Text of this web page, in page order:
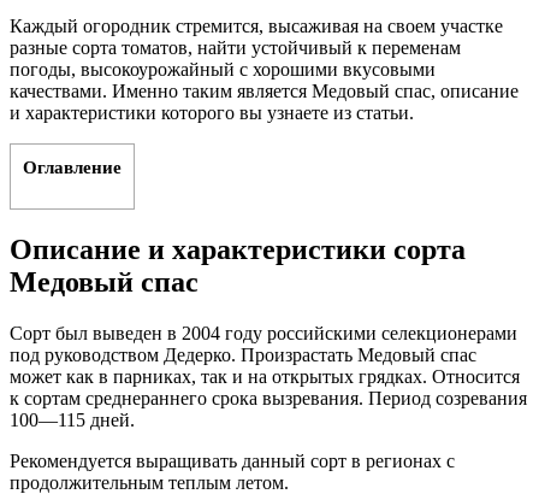
Каждый огородник стремится, высаживая на своем участке
разные сорта томатов, найти устойчивый к переменам
погоды, высокоурожайный с хорошими вкусовыми
качествами. Именно таким является Медовый спас, описание
и характеристики которого вы узнаете из статьи.
Оглавление
Описание и характеристики сорта
Медовый спас
Сорт был выведен в 2004 году российскими селекционерами
под руководством Дедерко. Произрастать Медовый спас
может как в парниках, так и на открытых грядках. Относится
к сортам среднераннего срока вызревания. Период созревания
100—115 дней.
Рекомендуется выращивать данный сорт в регионах с
продолжительным теплым летом.